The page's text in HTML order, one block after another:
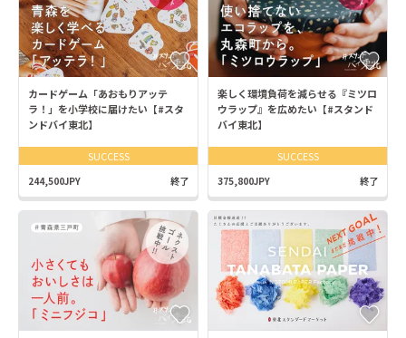
カードゲーム「あおもりアッテ
ラ！」を小学校に届けたい【#スタ
ンドバイ東北】
SUCCESS
244,500JPY 終了
楽しく環境負荷を減らせる『ミツロ
ウラップ』を広めたい【#スタンド
バイ東北】
SUCCESS
375,800JPY 終了